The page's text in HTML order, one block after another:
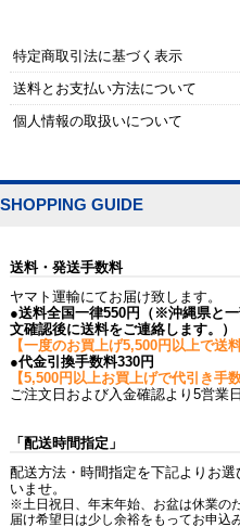
特定商取引法に基づく表示
送料とお支払い方法について
個人情報の取扱いについて
SHOPPING GUIDE
送料・発送手数料
ヤマト運輸にてお届け致します。
●送料全国一律550円（※沖縄県と
文確認後に送料をご連絡します。）
【一度のお買上げ5,500円以上で送料
●代金引換手数料330円
【5,500円以上お買上げで代引き手
ご注文日および入金確認より5営業
「配送時間指定」
配送方法・時間指定を下記よりお
いませ。
※土日祝日、年末年始、お盆は休業の
届け希望日は少し余裕をもってお申込